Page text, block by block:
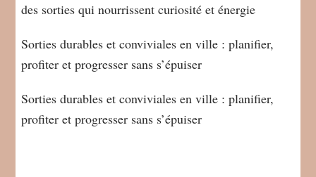
des sorties qui nourrissent curiosité et énergie
Sorties durables et conviviales en ville : planifier,
profiter et progresser sans s’épuiser
Sorties durables et conviviales en ville : planifier,
profiter et progresser sans s’épuiser